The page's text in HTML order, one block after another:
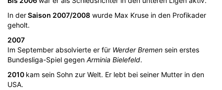
In derSaison 2007/2008 wurde Max Kruse in den Profikader
geholt.
2007
Im September absolvierte er für Werder Bremen sein erstes
Bundesliga-Spiel gegen Arminia Bielefeld.
2010 kam sein Sohn zur Welt. Er lebt bei seiner Mutter in den
USA.